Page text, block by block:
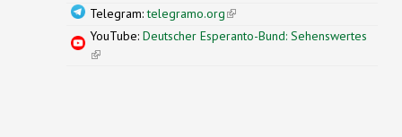
Telegram:telegramo.org(link is external)
YouTube: Deutscher Esperanto-Bund: Sehenswertes
(link is external)